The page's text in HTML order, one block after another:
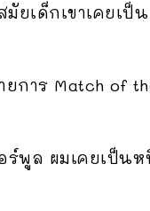
ยเด็กเขาเคยเป็น
การ Match of
ร์พูล ผมเคยเป็นห